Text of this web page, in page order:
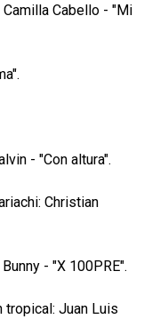
Camilla Cabello - "Mi
- "Con altura".
Christian
- "X 100PRE".
Juan Luis